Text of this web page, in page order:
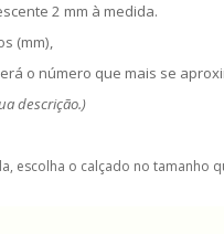
2 mm à medida.
(mm),
o número que mais se
descrição.)
escolha o calçado no